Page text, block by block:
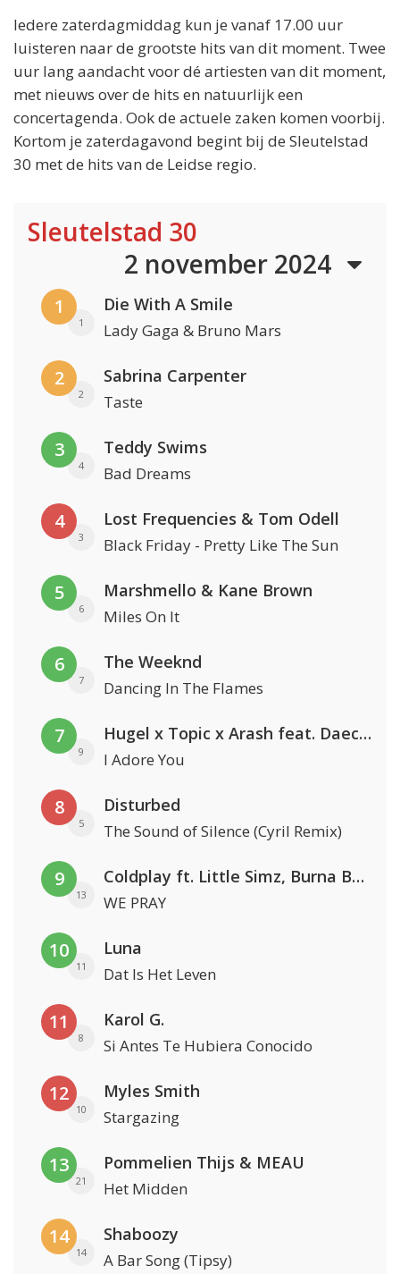
Iedere zaterdagmiddag kun je vanaf 17.00 uur
luisteren naar de grootste hits van dit moment. Twee
uur lang aandacht voor dé artiesten van dit moment,
met nieuws over de hits en natuurlijk een
concertagenda. Ook de actuele zaken komen voorbij.
Kortom je zaterdagavond begint bij de Sleutelstad
30 met de hits van de Leidse regio.
Sleutelstad 30
2 november 2024
1
1
Die With A Smile
Lady Gaga & Bruno Mars
2
2
Sabrina Carpenter
Taste
3
4
Teddy Swims
Bad Dreams
4
3
Lost Frequencies & Tom Odell
Black Friday - Pretty Like The Sun
5
6
Marshmello & Kane Brown
Miles On It
6
7
The Weeknd
Dancing In The Flames
7
9
Hugel x Topic x Arash feat. Daecolm
I Adore You
8
5
Disturbed
The Sound of Silence (Cyril Remix)
9
13
Coldplay ft. Little Simz, Burna Boy, Elyanna & Tini
WE PRAY
10
11
Luna
Dat Is Het Leven
11
8
Karol G.
Si Antes Te Hubiera Conocido
12
10
Myles Smith
Stargazing
13
21
Pommelien Thijs & MEAU
Het Midden
14
14
Shaboozy
A Bar Song (Tipsy)